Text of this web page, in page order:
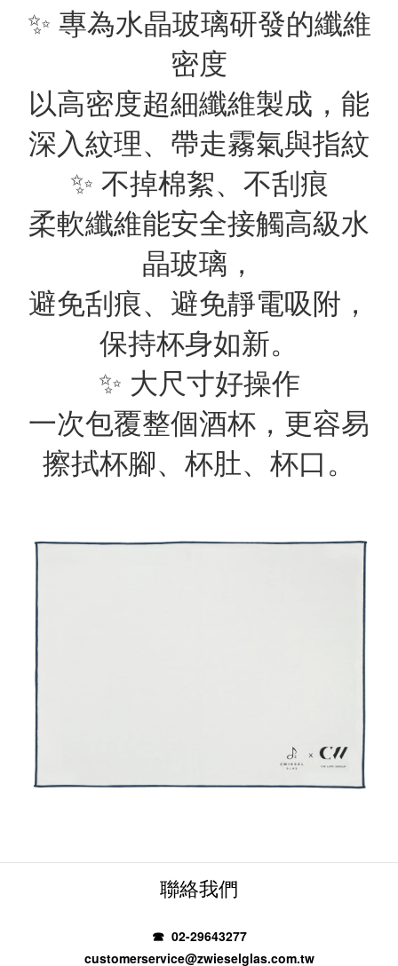
✨ 專為水晶玻璃研發的纖維
密度
以高密度超細纖維製成，能
深入紋理、帶走霧氣與指紋
✨ 不掉棉絮、不刮痕
柔軟纖維能安全接觸高級水
晶玻璃，
避免刮痕、避免靜電吸附，
保持杯身如新。
✨ 大尺寸好操作
一次包覆整個酒杯，更容易
擦拭杯腳、杯肚、杯口。
聯絡我們
☎ 02-29643277
customerservice@zwieselglas.com.tw